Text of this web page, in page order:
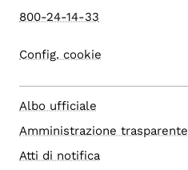
800-24-14-33
Config. cookie
Albo ufficiale
Amministrazione trasparente
Atti di notifica